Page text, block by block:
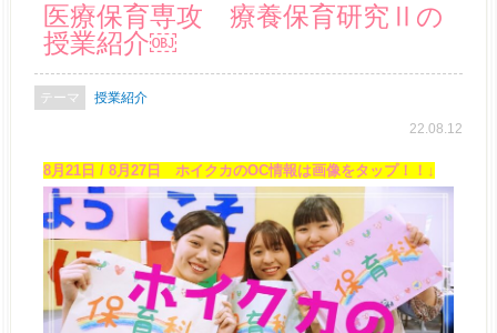
医療保育専攻 療養保育研究Ⅱの
授業紹介￼
授業紹介
22.08.12
8月21日 / 8月27日 ホイクカのOC情報は画像をタップ！！↓